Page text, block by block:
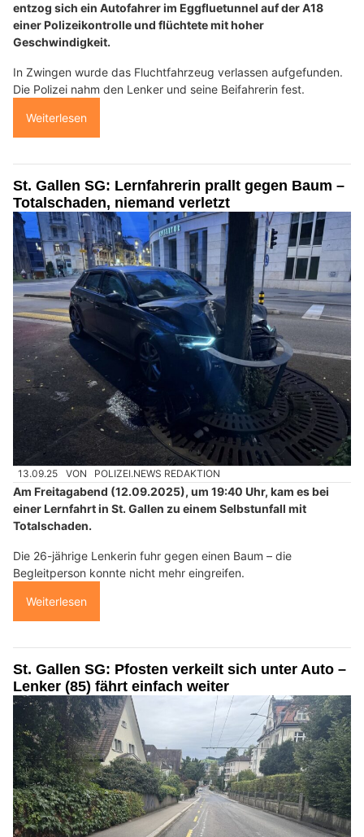
entzog sich ein Autofahrer im Eggfluetunnel auf der A18
einer Polizeikontrolle und flüchtete mit hoher
Geschwindigkeit.
In Zwingen wurde das Fluchtfahrzeug verlassen aufgefunden.
Die Polizei nahm den Lenker und seine Beifahrerin fest.
Weiterlesen
St. Gallen SG: Lernfahrerin prallt gegen Baum –
Totalschaden, niemand verletzt
13.09.25 VON POLIZEI.NEWS REDAKTION
Am Freitagabend (12.09.2025), um 19:40 Uhr, kam es bei
einer Lernfahrt in St. Gallen zu einem Selbstunfall mit
Totalschaden.
Die 26-jährige Lenkerin fuhr gegen einen Baum – die
Begleitperson konnte nicht mehr eingreifen.
Weiterlesen
St. Gallen SG: Pfosten verkeilt sich unter Auto –
Lenker (85) fährt einfach weiter